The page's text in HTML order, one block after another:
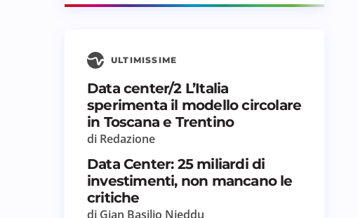
ULTIMISSIME
Data center/2 L’Italia
sperimenta il modello circolare
in Toscana e Trentino
di Redazione
Data Center: 25 miliardi di
investimenti, non mancano le
critiche
di Gian Basilio Nieddu